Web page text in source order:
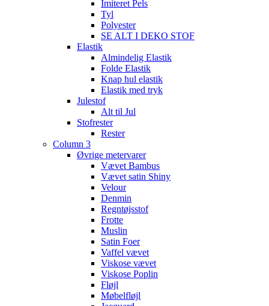
Imiteret Pels
Tyl
Polyester
SE ALT I DEKO STOF
Elastik
Almindelig Elastik
Folde Elastik
Knap hul elastik
Elastik med tryk
Julestof
Alt til Jul
Stofrester
Rester
Column 3
Øvrige metervarer
Vævet Bambus
Vævet satin Shiny
Velour
Denmin
Regntøjsstof
Frotte
Muslin
Satin Foer
Vaffel vævet
Viskose vævet
Viskose Poplin
Fløjl
Møbelfløjl